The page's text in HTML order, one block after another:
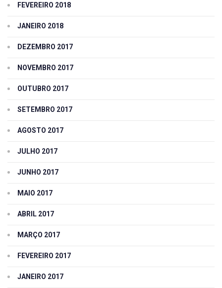
FEVEREIRO 2018
JANEIRO 2018
DEZEMBRO 2017
NOVEMBRO 2017
OUTUBRO 2017
SETEMBRO 2017
AGOSTO 2017
JULHO 2017
JUNHO 2017
MAIO 2017
ABRIL 2017
MARÇO 2017
FEVEREIRO 2017
JANEIRO 2017